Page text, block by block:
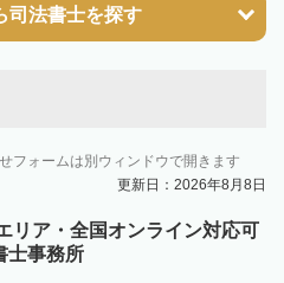
司法書士を探す
フォームは別ウィンドウで開きます
更新日：2026年8月8日
リア・全国オンライン対応可
士事務所